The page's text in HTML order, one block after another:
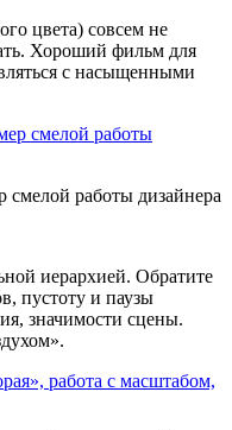
цвета) совсем не
Хороший фильм для
с насыщенными
работы дизайнера
иерархией. Обратите
пустоту и паузы
значимости сцены.